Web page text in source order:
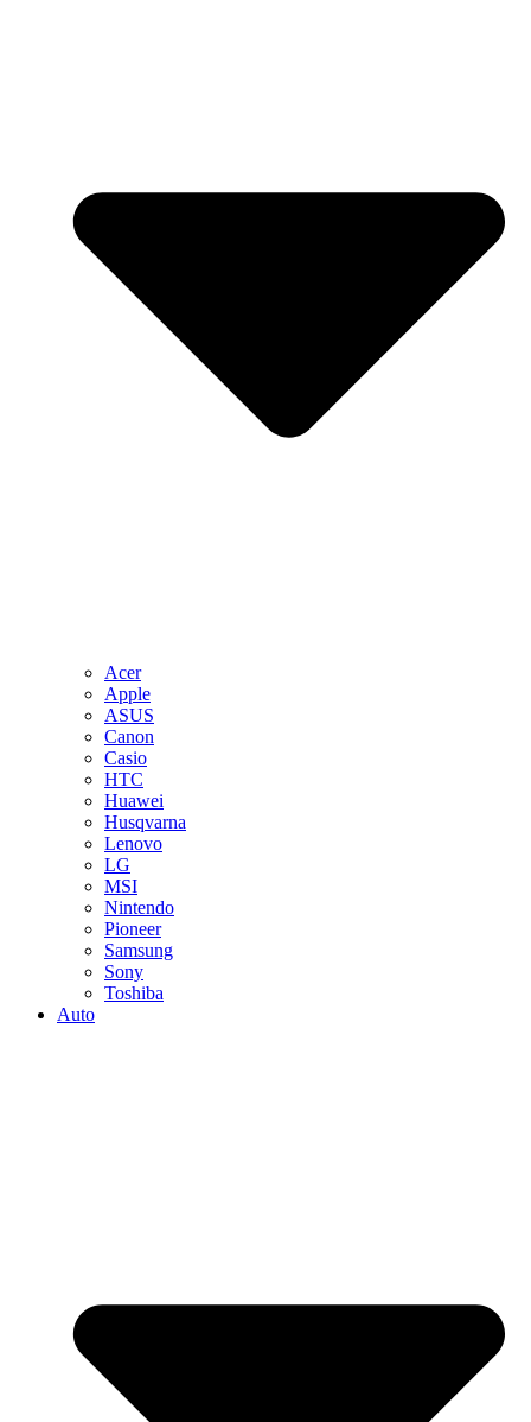
Acer
Apple
ASUS
Canon
Casio
HTC
Huawei
Husqvarna
Lenovo
LG
MSI
Nintendo
Pioneer
Samsung
Sony
Toshiba
Auto